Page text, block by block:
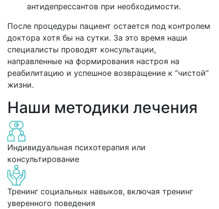
антидепрессантов при необходимости.
После процедуры пациент остается под контролем
доктора хотя бы на сутки. За это время наши
специалисты проводят консультации,
направленные на формирования настроя на
реабилитацию и успешное возвращение к “чистой”
жизни.
Наши методики лечения
Индивидуальная психотерапия или
консультирование
Тренинг социальных навыков, включая тренинг
уверенного поведения